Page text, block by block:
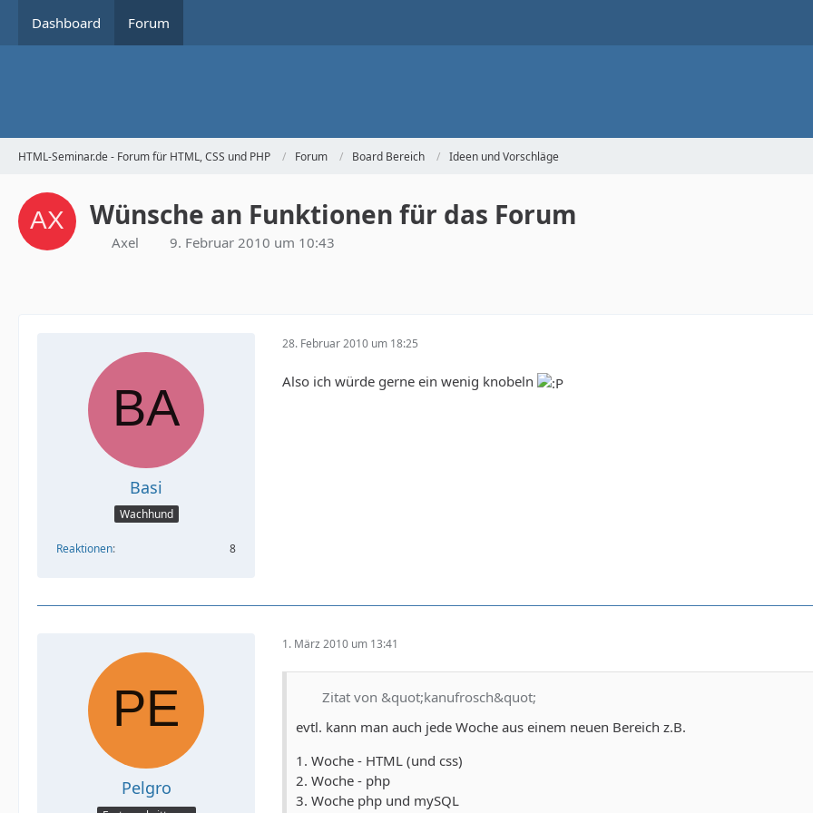
Dashboard Forum
HTML-Seminar.de - Forum für HTML, CSS und PHP Forum Board Bereich Ideen und Vorschläge
Wünsche an Funktionen für das Forum
Axel 9. Februar 2010 um 10:43
Basi
Wachhund
Reaktionen 8
28. Februar 2010 um 18:25
Also ich würde gerne ein wenig knobeln
Pelgro
1. März 2010 um 13:41
Zitat von &quot;kanufrosch&quot;
evtl. kann man auch jede Woche aus einem neuen Bereich z.B.
1. Woche - HTML (und css)
2. Woche - php
3. Woche php und mySQL